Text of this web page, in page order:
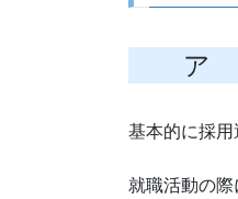
ア 一
基本的に採用
就職活動の